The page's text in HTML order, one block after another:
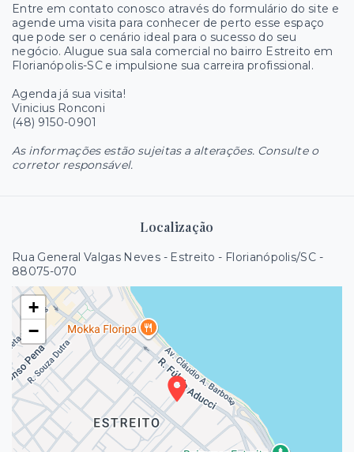
Entre em contato conosco através do formulário do site e
agende uma visita para conhecer de perto esse espaço
que pode ser o cenário ideal para o sucesso do seu
negócio. Alugue sua sala comercial no bairro Estreito em
Florianópolis-SC e impulsione sua carreira profissional.
Agenda já sua visita!
Vinicius Ronconi
(48) 9150-0901
As informações estão sujeitas a alterações. Consulte o
corretor responsável.
Localização
Rua General Valgas Neves - Estreito - Florianópolis/SC -
88075-070
+
−